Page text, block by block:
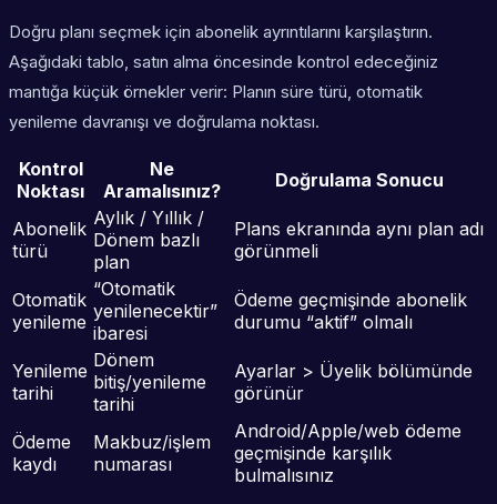
Doğru planı seçmek için abonelik ayrıntılarını karşılaştırın.
Aşağıdaki tablo, satın alma öncesinde kontrol edeceğiniz
mantığa küçük örnekler verir: Planın süre türü, otomatik
yenileme davranışı ve doğrulama noktası.
Kontrol
Noktası
Ne
Aramalısınız?
Doğrulama Sonucu
Abonelik
türü
Aylık / Yıllık /
Dönem bazlı
plan
Plans ekranında aynı plan adı
görünmeli
Otomatik
yenileme
“Otomatik
yenilenecektir”
ibaresi
Ödeme geçmişinde abonelik
durumu “aktif” olmalı
Yenileme
tarihi
Dönem
bitiş/yenileme
tarihi
Ayarlar > Üyelik bölümünde
görünür
Ödeme
kaydı
Makbuz/işlem
numarası
Android/Apple/web ödeme
geçmişinde karşılık
bulmalısınız